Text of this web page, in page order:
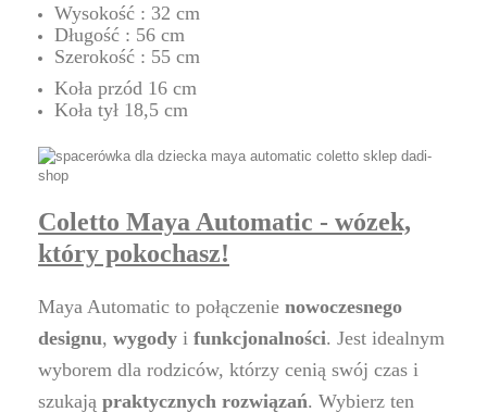
Wysokość : 32 cm
Długość : 56 cm
Szerokość : 55 cm
Koła przód 16 cm
Koła tył 18,5 cm
Coletto Maya Automatic - wózek,
który pokochasz!
Maya Automatic to połączenie nowoczesnego
designu, wygody i funkcjonalności. Jest idealnym
wyborem dla rodziców, którzy cenią swój czas i
szukają praktycznych rozwiązań. Wybierz ten